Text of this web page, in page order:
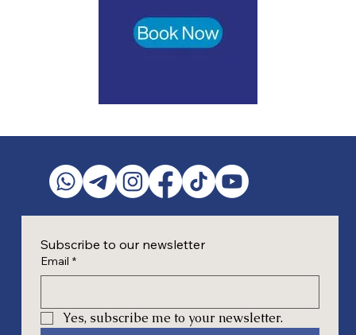
Subscribe to our newsletter
Email *
Yes, subscribe me to your newsletter.